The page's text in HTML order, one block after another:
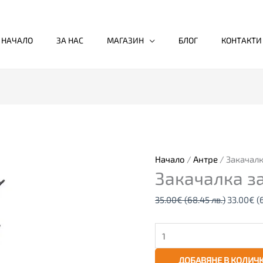
НАЧАЛО ЗА НАС МАГАЗИН БЛОГ КОНТАКТИ
Начало / Антре /
Закачалка
35.00€(68.45 лв.)
35.00€
(68.45
33.00€
за
дрехи
ДОБАВЯНЕ В